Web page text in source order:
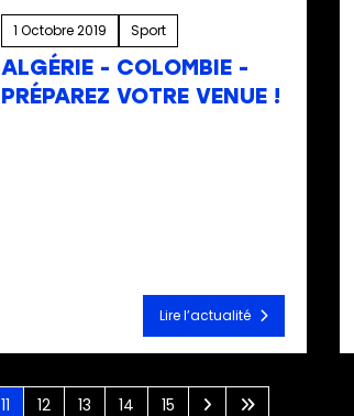
1 Octobre 2019 Sport
ALGÉRIE - COLOMBIE -
PRÉPAREZ VOTRE VENUE !
Lire l’actualité
11 12 13 14 15